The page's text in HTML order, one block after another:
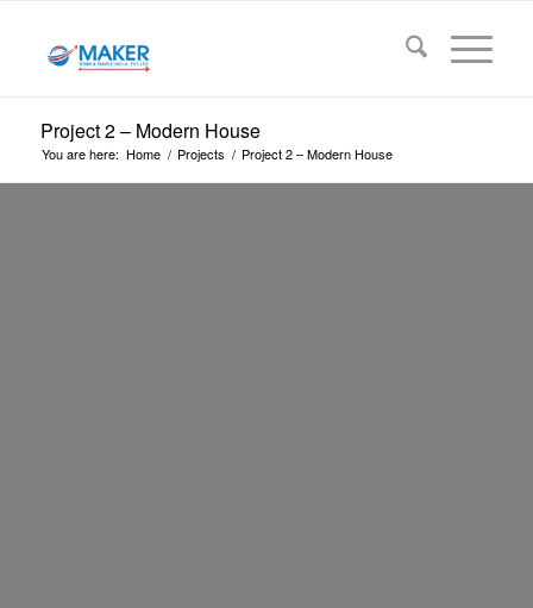
Project 2 – Modern House
You are here: Home / Projects / Project 2 – Modern House